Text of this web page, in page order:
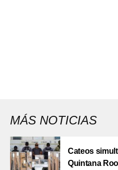
MÁS NOTICIAS
Cateos
Quintana